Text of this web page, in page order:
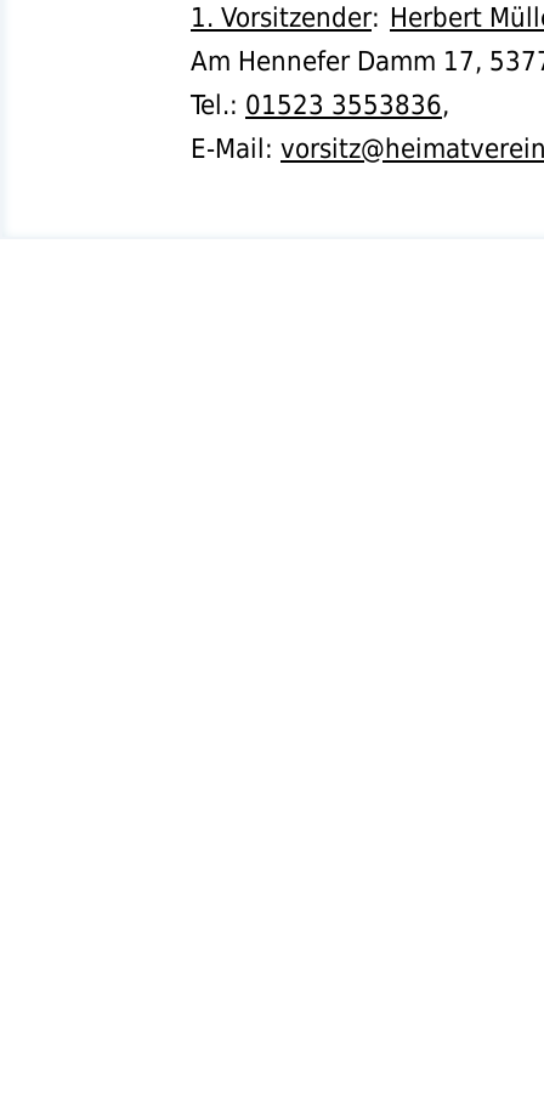
1. Vorsitzender: Herbert
Am Hennefer Damm 17,
Tel.: 01523 3553836,
E-Mail: